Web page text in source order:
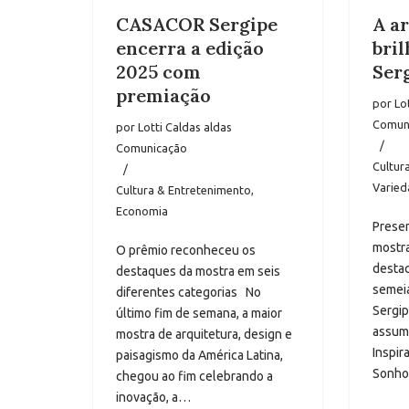
CASACOR Sergipe
encerra a edição
2025 com
premiação
por Lotti Caldas aldas
Comunicação
Cultura & Entretenimento,
Economia
O prêmio reconheceu os
destaques da mostra em seis
diferentes categorias No
último fim de semana, a maior
mostra de arquitetura, design e
paisagismo da América Latina,
chegou ao fim celebrando a
inovação, a…
A
por